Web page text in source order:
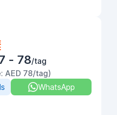
- 78/tag
AED 78/tag)
WhatsApp